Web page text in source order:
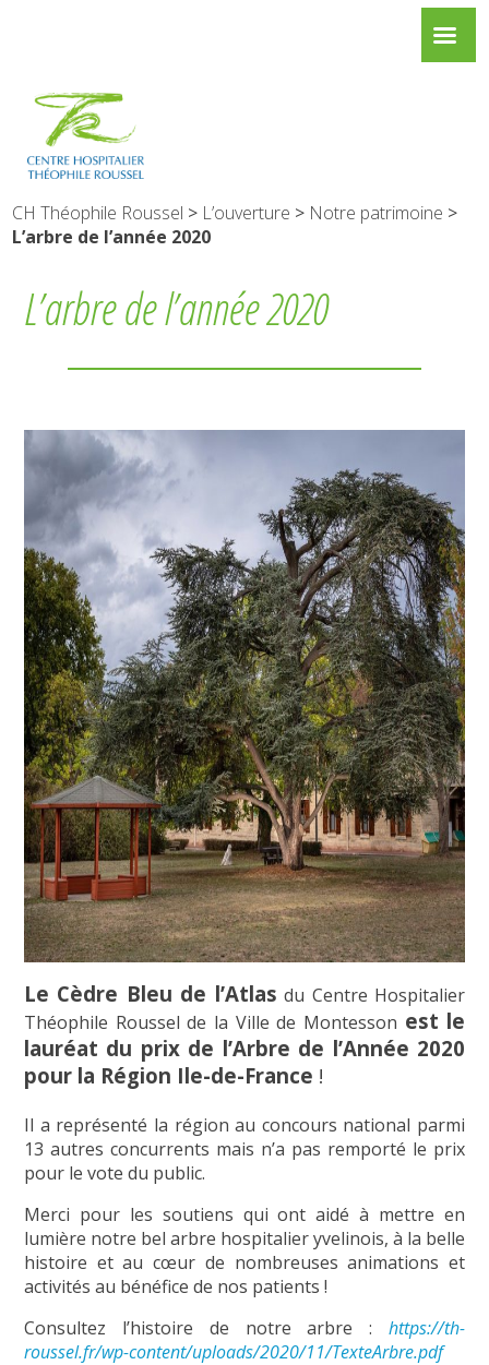
CH Théophile Roussel > L’ouverture > Notre patrimoine >
L’arbre de l’année 2020
L’arbre de l’année 2020
Le Cèdre Bleu de l’Atlas du Centre Hospitalier
Théophile Roussel de la Ville de Montesson est le
lauréat du prix de l’Arbre de l’Année 2020
pour la Région Ile-de-France !
Il a représenté la région au concours national parmi
13 autres concurrents mais n’a pas remporté le prix
pour le vote du public.
Merci pour les soutiens qui ont aidé à mettre en
lumière notre bel arbre hospitalier yvelinois, à la belle
histoire et au cœur de nombreuses animations et
activités au bénéfice de nos patients !
Consultez l’histoire de notre arbre :https://th-
roussel.fr/wp-content/uploads/2020/11/TexteArbre.pdf